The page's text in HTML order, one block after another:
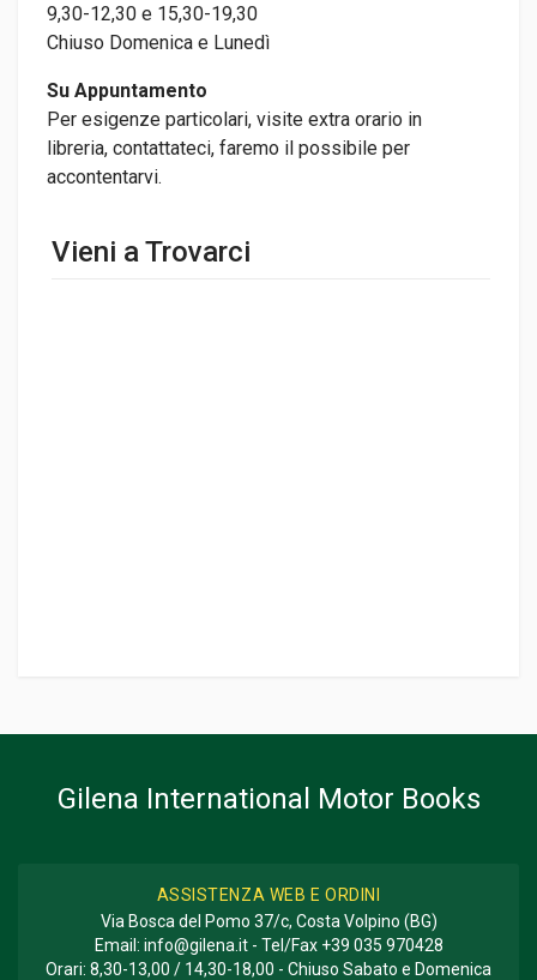
9,30-12,30 e 15,30-19,30
Chiuso Domenica e Lunedì
Su Appuntamento
Per esigenze particolari, visite extra orario in
libreria, contattateci, faremo il possibile per
accontentarvi.
Vieni a Trovarci
Gilena International Motor Books
ASSISTENZA WEB E ORDINI
Via Bosca del Pomo 37/c, Costa Volpino (BG)
Email: info@gilena.it- Tel/Fax +39 035 970428
Orari: 8,30-13,00 / 14,30-18,00 - Chiuso Sabato e Domenica